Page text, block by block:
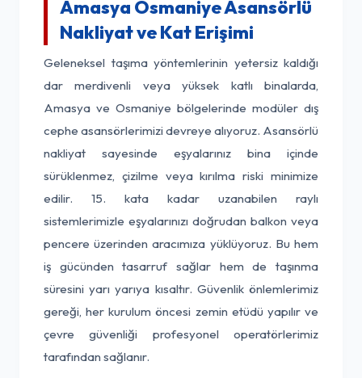
Amasya Osmaniye Asansörlü
Nakliyat ve Kat Erişimi
Geleneksel taşıma yöntemlerinin yetersiz kaldığı
dar merdivenli veya yüksek katlı binalarda,
Amasya ve Osmaniye bölgelerinde modüler dış
cephe asansörlerimizi devreye alıyoruz. Asansörlü
nakliyat sayesinde eşyalarınız bina içinde
sürüklenmez, çizilme veya kırılma riski minimize
edilir. 15. kata kadar uzanabilen raylı
sistemlerimizle eşyalarınızı doğrudan balkon veya
pencere üzerinden aracımıza yüklüyoruz. Bu hem
iş gücünden tasarruf sağlar hem de taşınma
süresini yarı yarıya kısaltır. Güvenlik önlemlerimiz
gereği, her kurulum öncesi zemin etüdü yapılır ve
çevre güvenliği profesyonel operatörlerimiz
tarafından sağlanır.